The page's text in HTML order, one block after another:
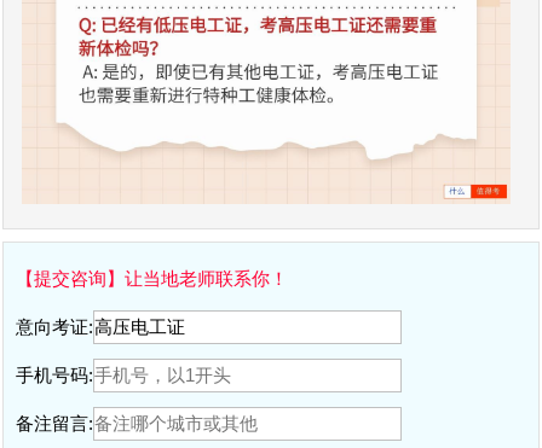
【提交咨询】让当地老师联系你！
意向考证:
手机号码:
备注留言: